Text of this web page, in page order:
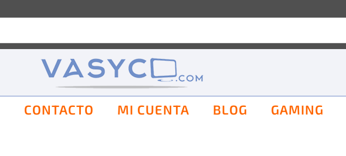
CONTACTO MI CUENTA BLOG GAMING